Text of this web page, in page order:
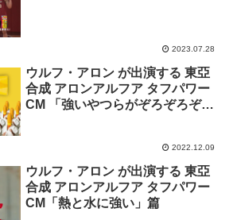
2023.07.28
ウルフ・アロン が出演する 東亞
合成 アロンアルフア タフパワー
CM 「強いやつらがぞろぞろぞ
2022.12.09
ウルフ・アロン が出演する 東亞
合成 アロンアルフア タフパワー
CM「熱と水に強い」篇